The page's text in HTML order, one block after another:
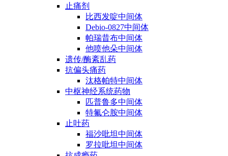
止痛剂
比西发啶中间体
Debio-0827中间体
帕瑞昔布中间体
他喷他朵中间体
遗传/酶紊乱药
抗偏头痛药
汰格帕特中间体
中枢神经系统药物
匹普鲁多中间体
特氟仑胺中间体
止吐药
福沙吡坦中间体
罗拉吡坦中间体